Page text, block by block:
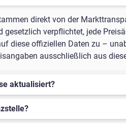
direkt von der
verpflichtet, jede
diese offiziellen Daten zu –
ausschließlich aus
aktualisiert?